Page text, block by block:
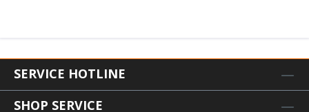
SERVICE HOTLINE
SHOP SERVICE